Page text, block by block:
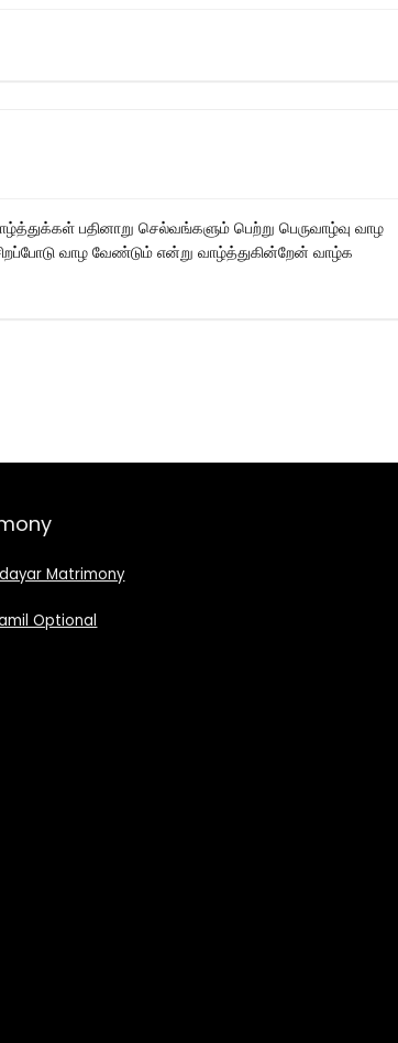
பதினாறு செல்வங்களும் பெற்று பெருவாழ்வு வாழ
வாழ வேண்டும் என்று வாழ்த்துகின்றேன் வாழ்க
Matrimony
Optional